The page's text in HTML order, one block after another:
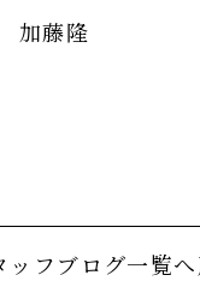
藤隆
ッフブログ一覧へ